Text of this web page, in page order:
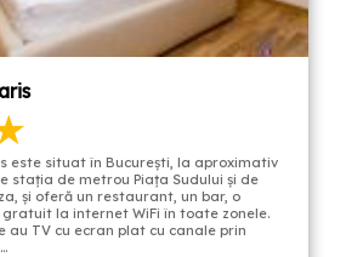
este situat în Bucureşti, la aproximativ
staţia de metrou Piaţa Sudului şi de
şi oferă un restaurant, un bar, o
gratuit la internet WiFi în toate zonele.
au TV cu ecran plat cu canale prin